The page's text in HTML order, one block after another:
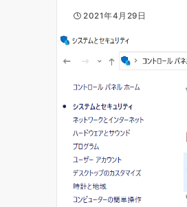
2021年4月29日